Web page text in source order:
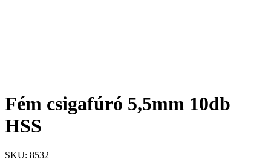
Fém csigafúró 5,5mm 10db
HSS
SKU: 8532